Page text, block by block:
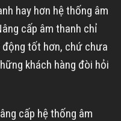
hay hơn hệ thống âm
cấp âm thanh chỉ
tốt hơn, chứ chưa
khách hàng đòi hỏi
cấp hệ thống âm